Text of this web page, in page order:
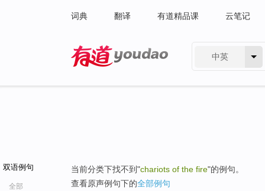
词典 翻译 有道精品课 云笔记
中英
双语例句
全部
当前分类下找不到"chariots of the fire"的例句。
查看原声例句下的全部例句